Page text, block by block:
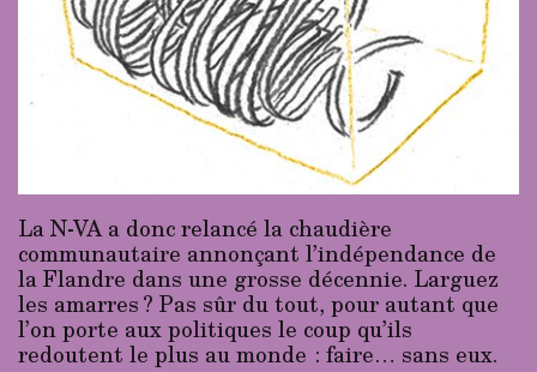
La N-VA a donc relancé la chaudière
communautaire annonçant l’indépendance de
la Flandre dans une grosse décennie. Larguez
les amarres ? Pas sûr du tout, pour autant que
l’on porte aux politiques le coup qu’ils
redoutent le plus au monde : faire… sans eux.